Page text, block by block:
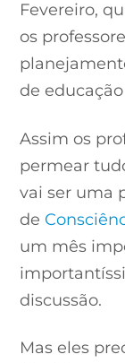
Fevereiro,
os
de
Assim os
permear
vai ser uma
de
um mês
discussão.
Mas eles